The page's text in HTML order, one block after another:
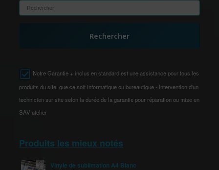
Rechercher
Notre Garantie + inclus en standard est une assistance pour tous les
produits du site, que ce soit informatique ou bureautique - Intervention d'un
technicien sur site selon la durée de la garantie pour réparation ou mise en
SAV atelier
Produits les mieux notés
Vinyle de sublimation A4 Blanc